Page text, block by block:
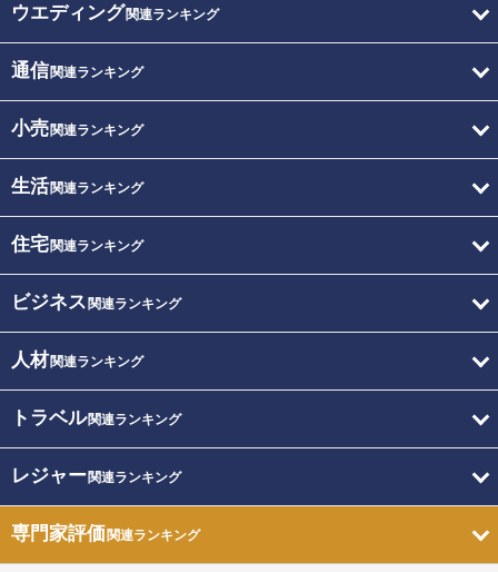
ウエディング関連ランキング
通信関連ランキング
小売関連ランキング
生活関連ランキング
住宅関連ランキング
ビジネス 関連ランキング
人材関連ランキング
トラベル関連ランキング
レジャー関連ランキング
専門家評価関連ランキング